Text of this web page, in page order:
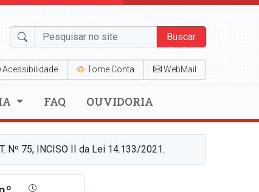
Buscar
Acessibilidade Tome Conta WebMail
FAQ OUVIDORIA
Nº 75, INCISO II da Lei 14.133/2021.